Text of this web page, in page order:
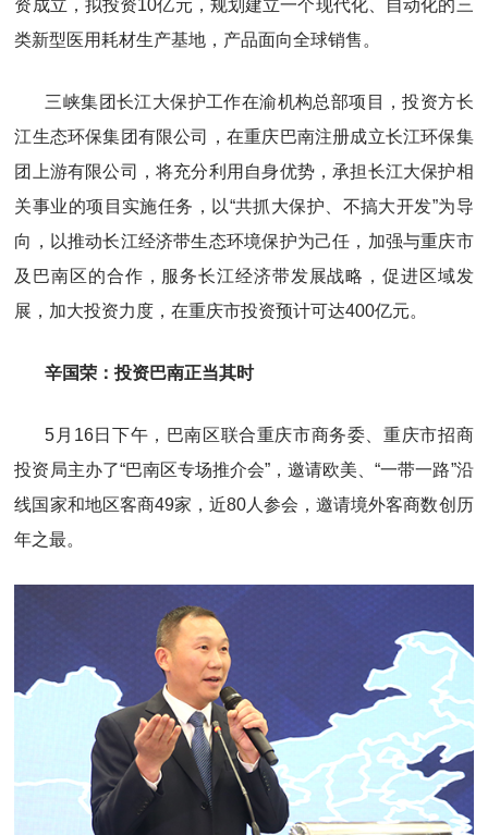
资成立，拟投资10亿元，规划建立一个现代化、自动化的三
类新型医用耗材生产基地，产品面向全球销售。
三峡集团长江大保护工作在渝机构总部项目，投资方长
江生态环保集团有限公司，在重庆巴南注册成立长江环保集
团上游有限公司，将充分利用自身优势，承担长江大保护相
关事业的项目实施任务，以“共抓大保护、不搞大开发”为导
向，以推动长江经济带生态环境保护为己任，加强与重庆市
及巴南区的合作，服务长江经济带发展战略，促进区域发
展，加大投资力度，在重庆市投资预计可达400亿元。
辛国荣：投资巴南正当其时
5月16日下午，巴南区联合重庆市商务委、重庆市招商
投资局主办了“巴南区专场推介会”，邀请欧美、“一带一路”沿
线国家和地区客商49家，近80人参会，邀请境外客商数创历
年之最。